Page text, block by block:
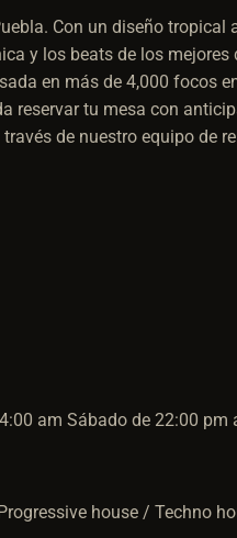
Con un diseño
y los beats de los
en más de 4,000 focos
reservar tu mesa con
de nuestro equipo
am Sábado de 22:00
house / Techno